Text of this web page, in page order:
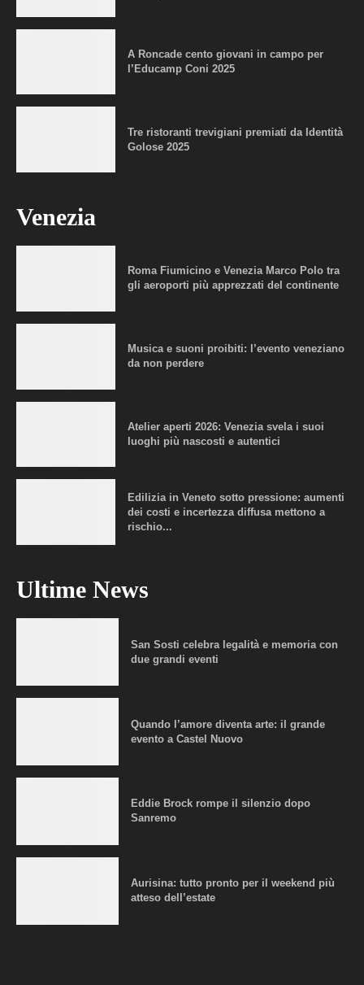
A Roncade cento giovani in campo per
l’Educamp Coni 2025
Tre ristoranti trevigiani premiati da Identità
Golose 2025
Venezia
Roma Fiumicino e Venezia Marco Polo tra
gli aeroporti più apprezzati del continente
Musica e suoni proibiti: l’evento veneziano
da non perdere
Atelier aperti 2026: Venezia svela i suoi
luoghi più nascosti e autentici
Edilizia in Veneto sotto pressione: aumenti
dei costi e incertezza diffusa mettono a
rischio...
Ultime News
San Sosti celebra legalità e memoria con
due grandi eventi
Quando l’amore diventa arte: il grande
evento a Castel Nuovo
Eddie Brock rompe il silenzio dopo
Sanremo
Aurisina: tutto pronto per il weekend più
atteso dell’estate